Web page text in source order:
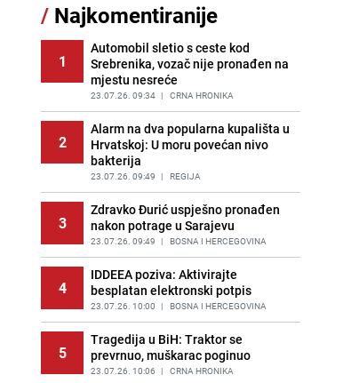
11
Akcija na Dobrinji: Specijalci MUP-a
PRIJE 1 DAN LOKALNE TEME
Šta se dešava u sarajevskom
naselju Vraca? Policija zaprimila
dojavu, izašli na teren
PRIJE 2 DANA | CRNA HRONIKA
Znate li šta Dino Merlin pojede prije
izlaska na scenu? Njegov ritual
iznenadio mnoge
PRIJE OKO 23H | SHOWBIZ
14
Nastavak provokacija: MUP RS
oduzeo zastavu s ljiljanima i
sankcionisao vozača iz Bosanskog
Novog
PRIJE OKO 22H BOSNA I HERCEGOVINA
15
Kako izgleda travnjak stadiona
Koševo nakon tri koncerta Dine
Merlina
/ Najkomentiranije
1
Automobil sletio s ceste kod
Srebrenika, vozač nije pronađen na
mjestu nesreće
23.07.26. 09:34 | CRNA HRONIKA
2
Alarm na dva popularna kupališta u
Hrvatskoj: U moru povećan nivo
bakterija
23.07.26. 09:49 | REGIJA
3
Zdravko Đurić uspješno pronađen
nakon potrage u Sarajevu
23.07.26. 09:49 | BOSNA I HERCEGOVINA
4
IDDEEA poziva: Aktivirajte
besplatan elektronski potpis
23.07.26. 10:00 | BOSNA I HERCEGOVINA
5
Tragedija u BiH: Traktor se
prevrnuo, muškarac poginuo
23.07.26. 10:06 | CRNA HRONIKA